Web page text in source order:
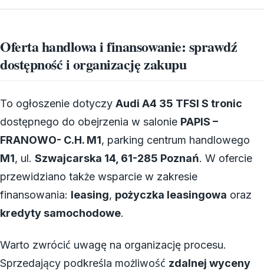
Oferta handlowa i finansowanie: sprawdź
dostępność i organizację zakupu
To ogłoszenie dotyczy Audi A4 35 TFSI S tronic
dostępnego do obejrzenia w salonie PAPIS –
FRANOWO- C.H. M1, parking centrum handlowego
M1, ul. Szwajcarska 14, 61-285 Poznań. W ofercie
przewidziano także wsparcie w zakresie
finansowania: leasing, pożyczka leasingowa oraz
kredyty samochodowe.
Warto zwrócić uwagę na organizację procesu.
Sprzedający podkreśla możliwość zdalnej wyceny